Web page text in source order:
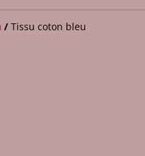
/ Tissu coton bleu